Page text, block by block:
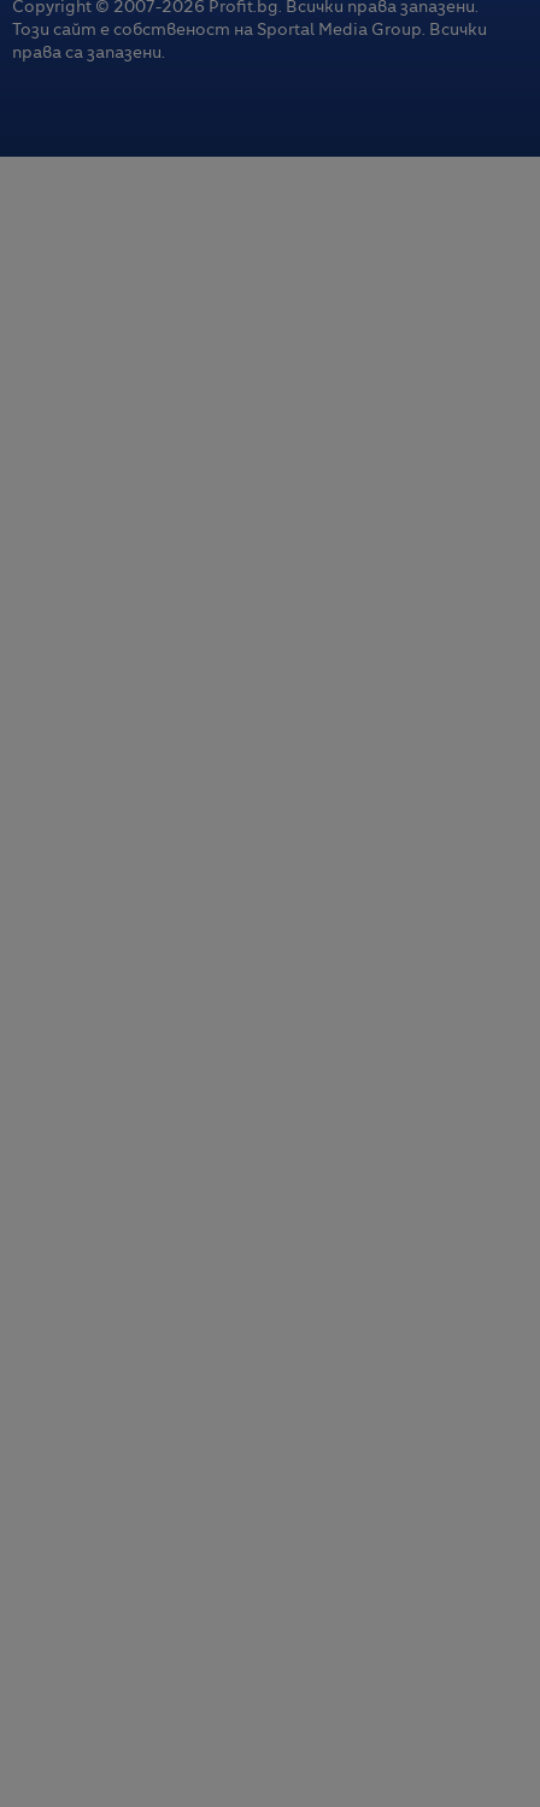
Copyright © 2007-2026 Profit.bg. Всички права запазени.
Този сайт е собственост на Sportal Media Group. Всички
права са запазени.